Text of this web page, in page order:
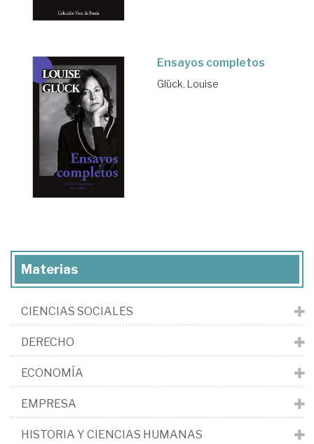
Ensayos completos
Glück, Louise
Materias
CIENCIAS SOCIALES
DERECHO
ECONOMÍA
EMPRESA
HISTORIA Y CIENCIAS HUMANAS